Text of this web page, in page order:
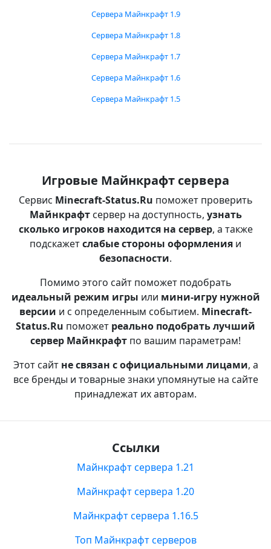
Сервера Майнкрафт 1.9
Сервера Майнкрафт 1.8
Сервера Майнкрафт 1.7
Сервера Майнкрафт 1.6
Сервера Майнкрафт 1.5
Игровые Майнкрафт сервера
Сервис Minecraft-Status.Ru поможет проверить
Майнкрафтсервер на доступность, узнать
сколько игроков находится на сервер, а также
подскажетслабые стороны оформления и
безопасности.
Помимо этого сайт поможет подобрать
идеальный режим игры или мини-игру нужной
версии и с определенным событием. Minecraft-
Status.Ru поможет реально подобрать лучший
сервер Майнкрафт по вашим параметрам!
Этот сайт не связан с официальными лицами, а
все бренды и товарные знаки упомянутые на сайте
принадлежат их авторам.
Ссылки
Майнкрафт сервера 1.21
Майнкрафт сервера 1.20
Майнкрафт сервера 1.16.5
Топ Майнкрафт серверов